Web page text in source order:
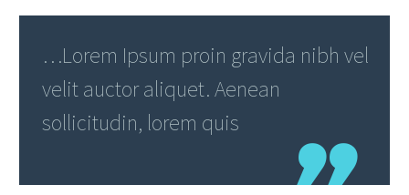
…Lorem Ipsum proin gravida nibh vel
velit auctor aliquet. Aenean
sollicitudin, lorem quis